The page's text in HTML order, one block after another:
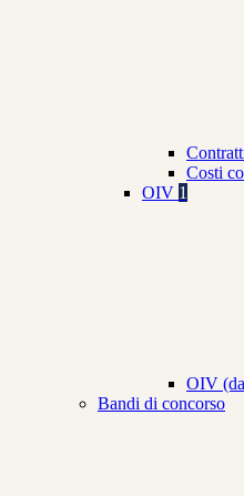
Costi
OIV 1
OIV
Bandi di concorso